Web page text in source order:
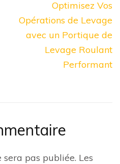
Optimisez Vos
Opérations de Levage
avec un Portique de
Levage Roulant
Performant
pas publiée. Les